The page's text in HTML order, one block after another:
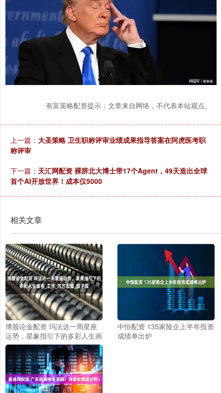
有富策略配资提示：文章来自网络，不代表本站观点。
上一篇： 大圣策略 卫生职称评审业绩成果指导答案在阿虎医考职
称评审
下一篇： 天汇网配资 裸辞北大博士带17个Agent，49天造出全球
首个AI开放世界！成本仅5000
相关文章
博股论金配资 玛法达一周星座
运势，星象指引下的多彩人生画
卷_工作_方方面面_双子座
中恒配资 135家险企上半年投资
成绩单出炉